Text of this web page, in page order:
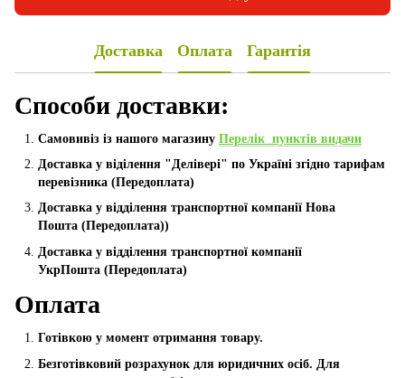
Доставка Оплата Гарантія
Способи доставки:
Самовивіз із нашого магазину Перелік пунктів видачи
Доставка у віділення "Делівері" по Україні згідно тарифам
перевізника (Передоплата)
Доставка у відділення транспортної компанії Нова
Пошта (Передоплата))
Доставка у відділення транспортної компанії
УкрПошта (Пeредоплата)
Оплата
Готівкою у момент отримання товару.
Безготівковий розрахунок для юридичних осіб. Для